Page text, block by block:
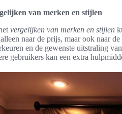
van merken en stijlen
vergelijken van merken en stijlen
naar de prijs, maar ook naar
en de gewenste uitstraling
gebruikers kan een extra